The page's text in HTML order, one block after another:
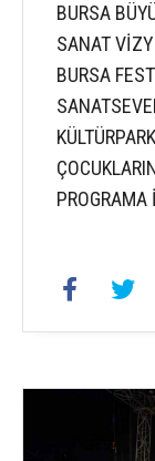
BURSA
SANAT
BURSA